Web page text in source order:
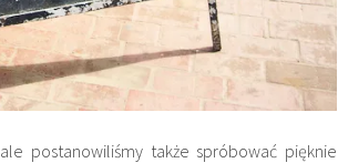
ale postanowiliśmy także spróbować pięknie